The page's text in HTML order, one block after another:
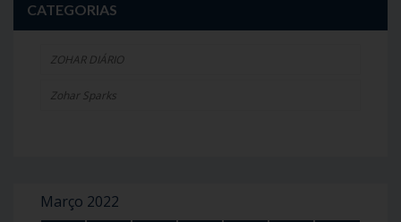
CATEGORIAS
ZOHAR DIÁRIO
Zohar Sparks
Março 2022